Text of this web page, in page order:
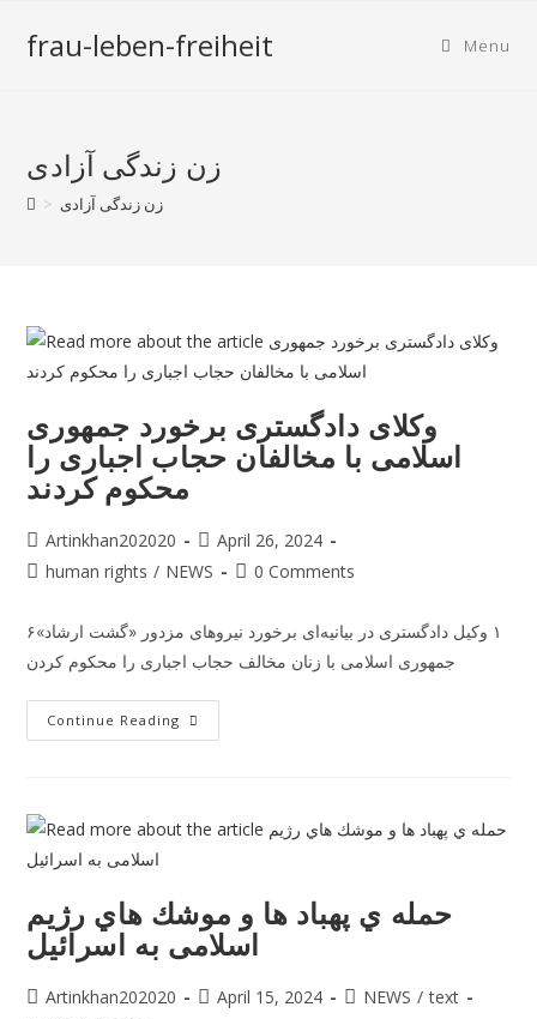
frau-leben-freiheit Menu
زن زندگی آزادی
> زن زندگی آزادی
وکلای دادگستری برخورد جمهوری
اسلامی با مخالفان حجاب اجباری را
محکوم کردند
Artinkhan202020
April 26, 2024
human rights / NEWS 0 Comments
۶١ وکیل دادگستری در بیانیه‌ای برخورد نیروهای مزدور «گشت ارشاد»‌
جمهوری اسلامی با زنان مخالف حجاب اجباری را محکوم کردن
Continue Reading
حمله ي پهباد ها و موشك هاي رژیم
اسلامی به اسرائيل
Artinkhan202020 April 15, 2024 NEWS / text